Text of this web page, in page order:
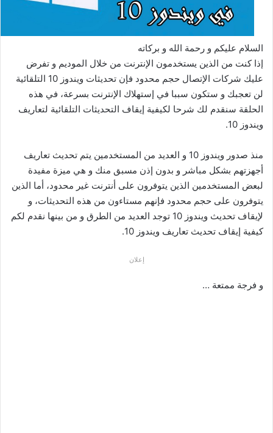
السلام عليكم و رحمة الله و بركاته
إذا كنت من الذين يستخدمون الإنترنت من خلال الموديم و تفرض
عليك شركات الإتصال حجم محدود فإن تحديثات ويندوز 10 التلقائية
لن تعجبك و ستكون سببا في إستهلاك الإنترنت بسرعة، في هذه
الحلقة سنقدم لك شرحا لكيفية إيقاف التحديثات التلقائية لتعاريف
ويندوز 10.
منذ صدور ويندوز 10 و العديد من المستخدمين يتم تحديث تعاريف
أجهزتهم بشكل مباشر و بدون إذن مسبق منك و هي ميزة مفيدة
لبعض المستخدمين الذين يتوفرون على أنترنت غير محدود، أما الذين
يتوفرون على حجم محدود فإنهم مستاءون من هذه التحديثات، و
لإيقاف تحديث ويندوز 10 توجد العديد من الطرق و من بينها نقدم لكم
كيفية إيقاف تحديث تعاريف ويندوز 10.
إعلان
و فرجة ممتعة …